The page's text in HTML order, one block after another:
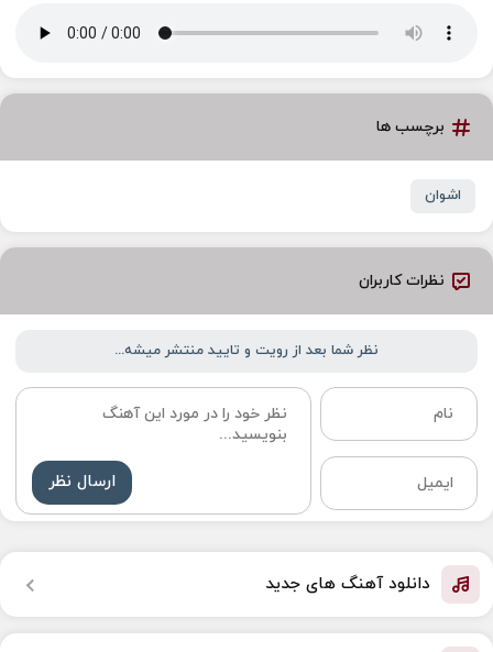
برچسب ها
اشوان
نظرات کاربران
نظر شما بعد از رویت و تایید منتشر میشه...
ارسال نظر
دانلود آهنگ های جدید